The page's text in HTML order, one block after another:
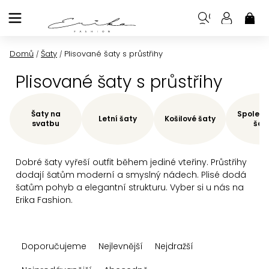
na
Domů / Šaty / Plisované šaty s průstřihy
Plisované šaty s průstřihy
Dobré šaty vyřeší outfit během jediné vteřiny. Průstřihy
dodají šatům moderní a smyslný nádech. Plisé dodá
šatům pohyb a elegantní strukturu. Vyber si u nás na
Erika Fashion.
Šaty na
svatbu
Letní šaty Košilové šaty
aDoporučujeme Nejlevnější
Nejdražší